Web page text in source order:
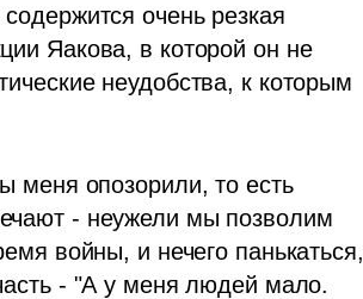
очень резкая
Яакова, в которой он не
неудобства, к которым
меня опозорили, то есть
- неужели мы позволим
войны, и нечего панькаться,
- "А у меня людей мало.